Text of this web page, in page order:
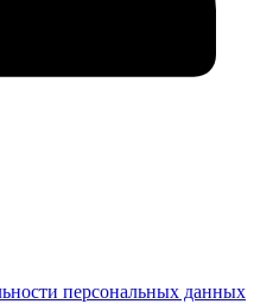
персональных данных